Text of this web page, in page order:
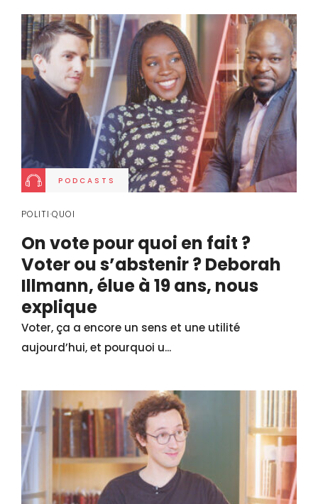
PODCASTS
POLITI·QUOI
On vote pour quoi en fait ?
Voter ou s’abstenir ? Deborah
Illmann, élue à 19 ans, nous
explique
Voter, ça a encore un sens et une utilité
aujourd’hui, et pourquoi u...